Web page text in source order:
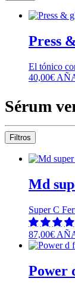
Press
El tónico
40,00€
Sérum
Filtros
Md
Super C
87,00€
Power